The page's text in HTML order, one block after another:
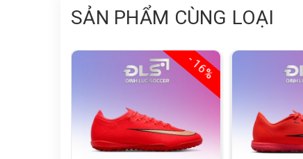
SẢN PHẨM CÙNG LOẠI
- 16%